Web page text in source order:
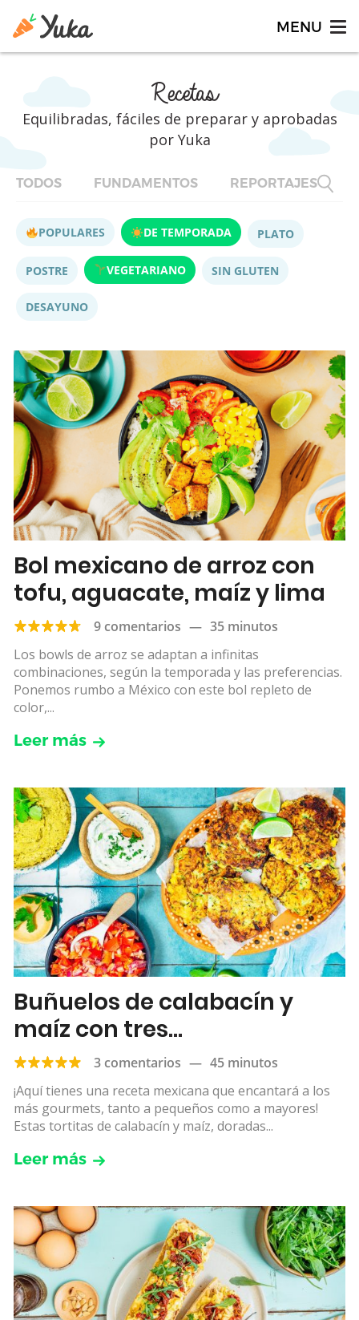
Recetas
Equilibradas, fáciles de preparar y aprobadas
por Yuka
TODOS FUNDAMENTOS REPORTAJES
POPULARES DE TEMPORADA PLATO
POSTRE VEGETARIANO SIN GLUTEN
DESAYUNO
Bol mexicano de arroz con
tofu, aguacate, maíz y lima
9 comentarios — 35 minutos
Los bowls de arroz se adaptan a infinitas
combinaciones, según la temporada y las preferencias.
Ponemos rumbo a México con este bol repleto de
color,...
Leer más
Buñuelos de calabacín y
maíz con tres
acompañamientos
3 comentarios — 45 minutos
¡Aquí tienes una receta mexicana que encantará a los
más gourmets, tanto a pequeños como a mayores!
Estas tortitas de calabacín y maíz, doradas...
Leer más